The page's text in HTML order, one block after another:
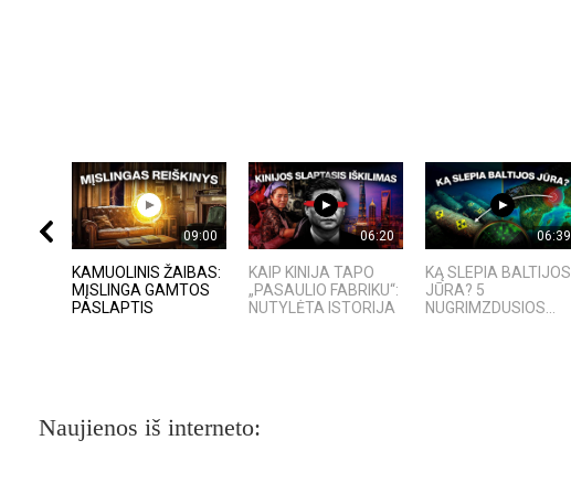
09:00
KAMUOLINIS ŽAIBAS:
MĮSLINGA GAMTOS
PASLAPTIS
06:20
KAIP KINIJA TAPO
„PASAULIO FABRIKU“:
NUTYLĖTA ISTORIJA
06:39
KĄ SLEPIA BALTIJOS
JŪRA? 5
NUGRIMZDUSIOS...
Naujienos iš interneto: